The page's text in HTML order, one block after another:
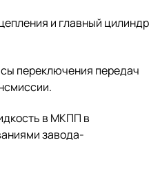
и главный цилиндр
переключения передач
в МКПП в
завода-